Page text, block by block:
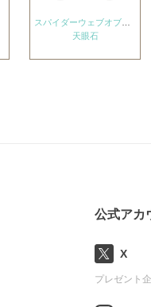
天眼石
公式アカ
X
プレゼント